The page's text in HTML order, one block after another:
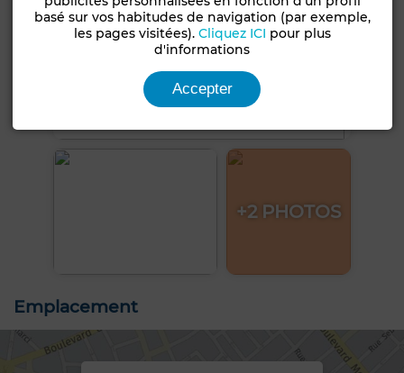
+2 PHOTOS
Emplacement
basé sur vos habitudes de navigation (par exemple,
les pages visitées). Cliquez ICI pour plus
d'informations
Accepter